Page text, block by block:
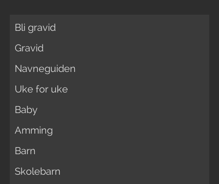
Bli gravid
Gravid
Navneguiden
Uke for uke
Baby
Amming
Barn
Skolebarn